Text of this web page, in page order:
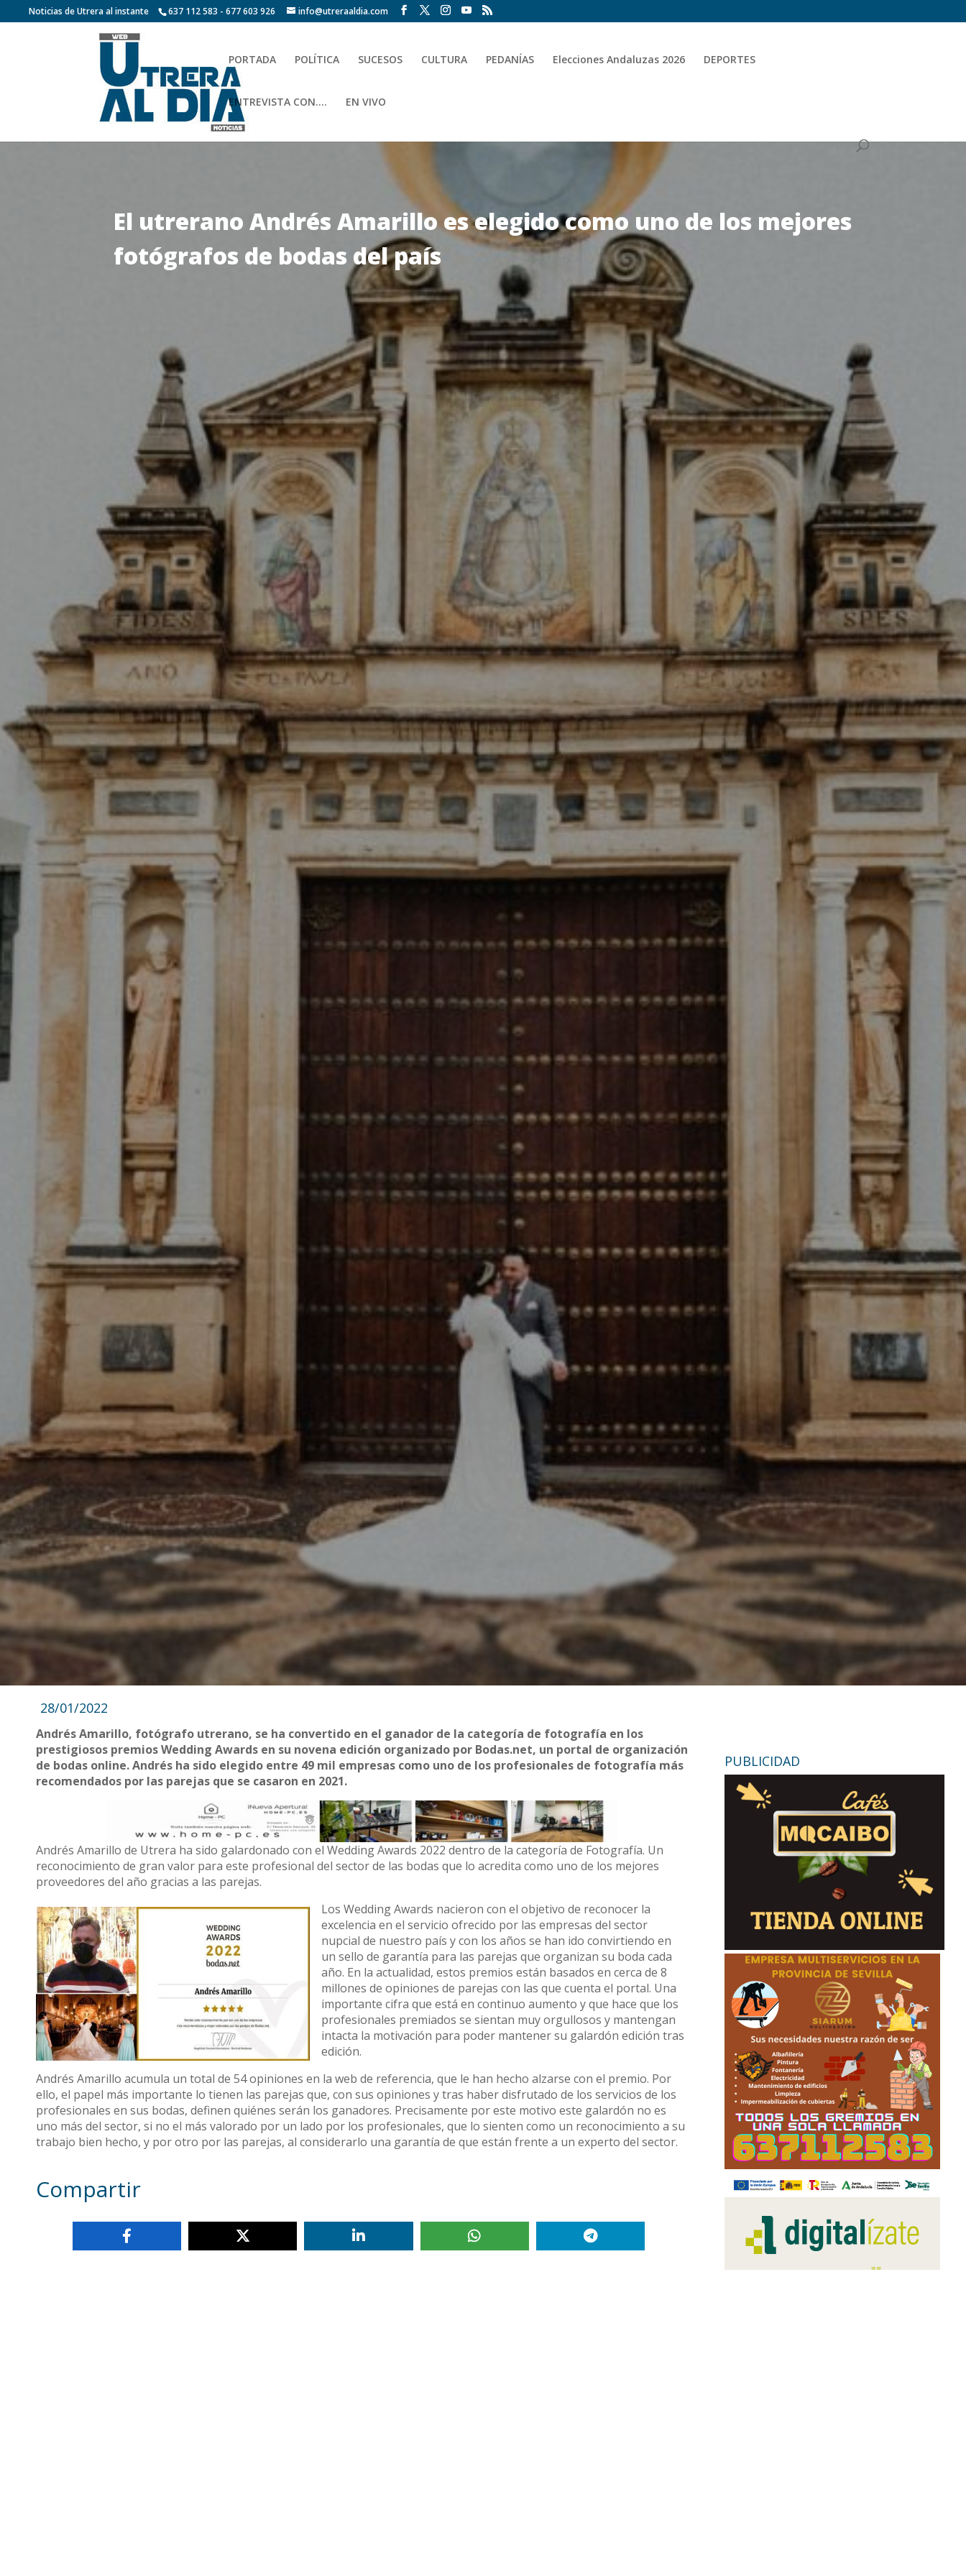
Noticias de Utrera al instante 637 112 583 - 677 603 926 info@utreraaldia.com
PORTADA POLÍTICA SUCESOS CULTURA PEDANÍAS Elecciones Andaluzas 2026 DEPORTES
ENTREVISTA CON…. EN VIVO
El utrerano Andrés Amarillo es elegido como uno de los mejores
fotógrafos de bodas del país
28/01/2022
Andrés Amarillo, fotógrafo utrerano, se ha convertido en el ganador de la categoría de fotografía en los
prestigiosos premios Wedding Awards en su novena edición organizado por Bodas.net, un portal de organización
de bodas online. Andrés ha sido elegido entre 49 mil empresas como uno de los profesionales de fotografía más
recomendados por las parejas que se casaron en 2021.
Andrés Amarillo de Utrera ha sido galardonado con el Wedding Awards 2022 dentro de la categoría de Fotografía. Un
reconocimiento de gran valor para este profesional del sector de las bodas que lo acredita como uno de los mejores
proveedores del año gracias a las parejas.
Los Wedding Awards nacieron con el objetivo de reconocer la
excelencia en el servicio ofrecido por las empresas del sector
nupcial de nuestro país y con los años se han ido convirtiendo en
un sello de garantía para las parejas que organizan su boda cada
año. En la actualidad, estos premios están basados en cerca de 8
millones de opiniones de parejas con las que cuenta el portal. Una
importante cifra que está en continuo aumento y que hace que los
profesionales premiados se sientan muy orgullosos y mantengan
intacta la motivación para poder mantener su galardón edición tras
edición.
Andrés Amarillo acumula un total de 54 opiniones en la web de referencia, que le han hecho alzarse con el premio. Por
ello, el papel más importante lo tienen las parejas que, con sus opiniones y tras haber disfrutado de los servicios de los
profesionales en sus bodas, definen quiénes serán los ganadores. Precisamente por este motivo este galardón no es
uno más del sector, si no el más valorado por un lado por los profesionales, que lo sienten como un reconocimiento a su
trabajo bien hecho, y por otro por las parejas, al considerarlo una garantía de que están frente a un experto del sector.
Compartir
PUBLICIDAD